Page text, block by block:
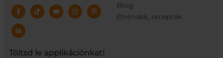
Töltsd le applikációnkat!
Blog
Étrendek, receptek